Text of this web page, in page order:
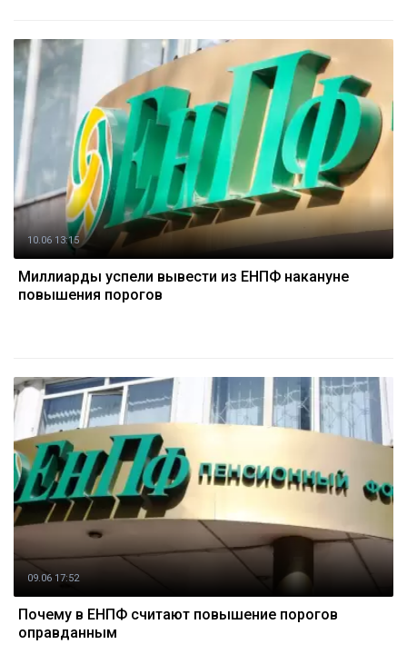
10.06 13:15
Миллиарды успели вывести из ЕНПФ накануне
повышения порогов
09.06 17:52
Почему в ЕНПФ считают повышение порогов
оправданным